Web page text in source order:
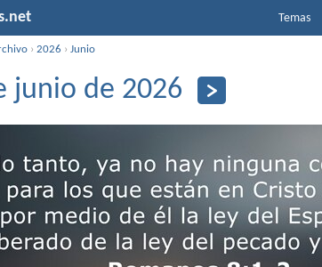
Temas
›2026 ›Junio
junio de 2026